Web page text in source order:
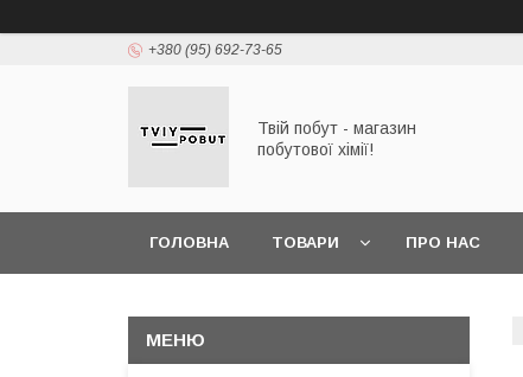
+380 (95) 692-73-65
Твій побут - магазин
побутової хімії!
ГОЛОВНА ТОВАРИ ПРО НАС